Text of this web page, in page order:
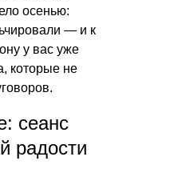
осенью:
— и к
у вас уже
которые не
сеанс
радости